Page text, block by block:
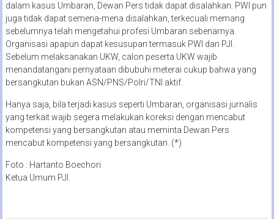
dalam kasus Umbaran, Dewan Pers tidak dapat disalahkan. PWI pun
juga tidak dapat semena-mena disalahkan, terkecuali memang
sebelumnya telah mengetahui profesi Umbaran sebenarnya.
Organisasi apapun dapat kesusupan termasuk PWI dan PJI.
Sebelum melaksanakan UKW, calon peserta UKW wajib
menandatangani pernyataan dibubuhi meterai cukup bahwa yang
bersangkutan bukan ASN/PNS/Polri/TNI aktif.
Hanya saja, bila terjadi kasus seperti Umbaran, organisasi jurnalis
yang terkait wajib segera melakukan koreksi dengan mencabut
kompetensi yang bersangkutan atau meminta Dewan Pers
mencabut kompetensi yang bersangkutan. (*)
Foto : Hartanto Boechori
Ketua Umum PJI.